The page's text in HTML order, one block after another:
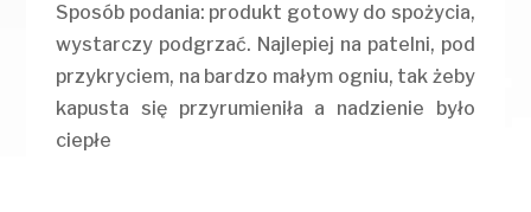
Sposób podania: produkt gotowy do spożycia,
wystarczy podgrzać. Najlepiej na patelni, pod
przykryciem, na bardzo małym ogniu, tak żeby
kapusta się przyrumieniła a nadzienie było
ciepłe